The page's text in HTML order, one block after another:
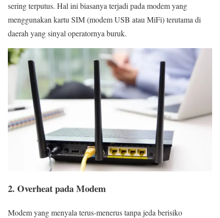
sering terputus. Hal ini biasanya terjadi pada modem yang
menggunakan kartu SIM (modem USB atau MiFi) terutama di
daerah yang sinyal operatornya buruk.
2. Overheat pada Modem
Modem yang menyala terus-menerus tanpa jeda berisiko